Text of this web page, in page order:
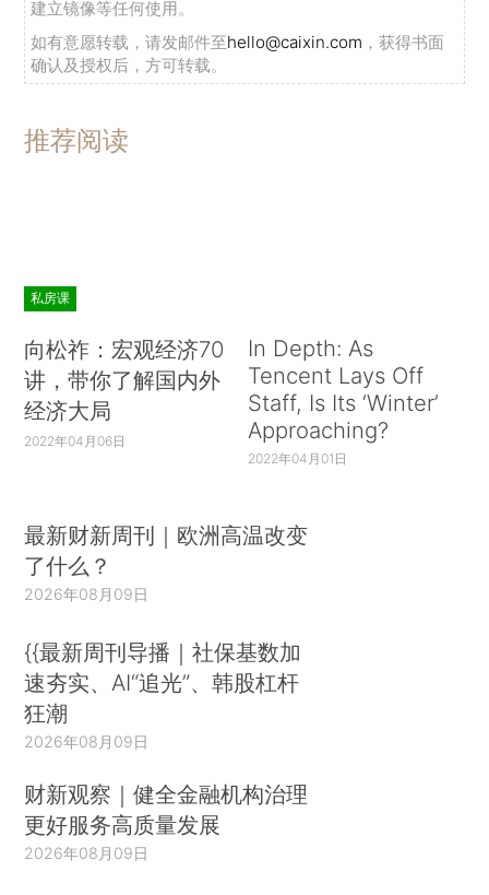
建立镜像等任何使用。
如有意愿转载，请发邮件至hello@caixin.com ，获得书面
确认及授权后，方可转载。
推荐阅读
私房课
向松祚：宏观经济70
讲，带你了解国内外
经济大局
2022年04月06日
In Depth: As
Tencent Lays Off
Staff, Is Its ‘Winter’
Approaching?
2022年04月01日
最新财新周刊｜欧洲高温改变
了什么？
2026年08月09日
{{最新周刊导播｜社保基数加
速夯实、AI“追光”、韩股杠杆
狂潮
2026年08月09日
财新观察｜健全金融机构治理
更好服务高质量发展
2026年08月09日